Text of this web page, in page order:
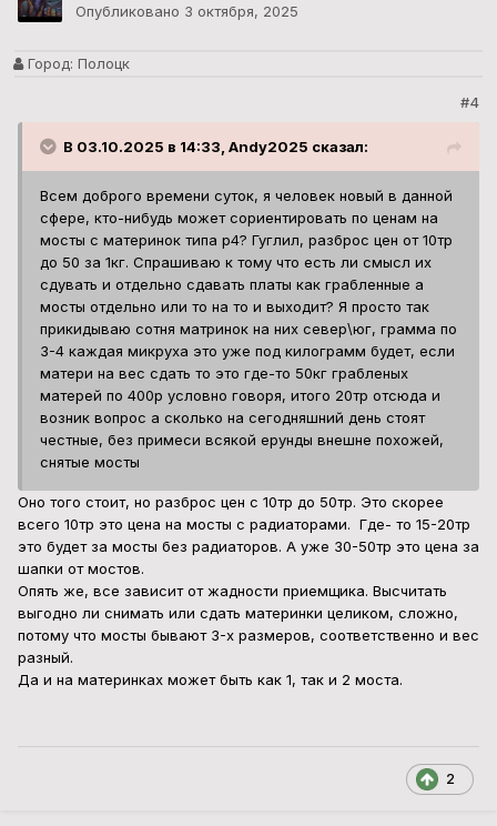
Опубликовано 3 октября, 2025
Город: Полоцк
#4
В 03.10.2025 в 14:33, Andy2025 сказал:
Всем доброго времени суток, я человек новый в данной
сфере, кто-нибудь может сориентировать по ценам на
мосты с материнок типа p4? Гуглил, разброс цен от 10тр
до 50 за 1кг. Спрашиваю к тому что есть ли смысл их
сдувать и отдельно сдавать платы как грабленные а
мосты отдельно или то на то и выходит? Я просто так
прикидываю сотня матринок на них север\юг, грамма по
3-4 каждая микруха это уже под килограмм будет, если
матери на вес сдать то это где-то 50кг грабленых
матерей по 400р условно говоря, итого 20тр отсюда и
возник вопрос а сколько на сегодняшний день стоят
честные, без примеси всякой ерунды внешне похожей,
снятые мосты
Оно того стоит, но разброс цен с 10тр до 50тр. Это скорее
всего 10тр это цена на мосты с радиаторами. Где- то 15-20тр
это будет за мосты без радиаторов. А уже 30-50тр это цена за
шапки от мостов.
Опять же, все зависит от жадности приемщика. Высчитать
выгодно ли снимать или сдать материнки целиком, сложно,
потому что мосты бывают 3-х размеров, соответственно и вес
разный.
Да и на материнках может быть как 1, так и 2 моста.
2